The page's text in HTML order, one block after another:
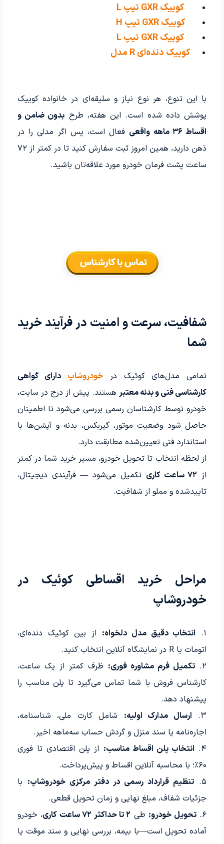
2022
کوییک GXR تیپ L
مدل 2025
کوییک GXR تیپ H
کوییک GXR تیپ L
کوییک دنده‌ای R مدل
با این تنوع، هر نوع نیاز و سلیقه‌ای در خانواده کوییک
پوشش داده شده است. این هفته، طرح بدون ضامن و
اقساط ۳۶ ماهه واقعی
فعال است، پس اگر مدلی را در
ذهن دارید، همین امروز ثبت سفارش کنید تا در کمتر از ۷۲
ساعت پشت فرمان خودرو مورد علاقه‌تان باشید.
شفافیت، سرعت و امنیت در فرآیند خرید
شما
تمامی مدل‌های کوئیک در خودرو‌شاپ
دارای گواهی
کارشناسی فنی و بدنه معتبرهستند. پیش از درج در سایت،
خودرو توسط کارشناسان رسمی بررسی می‌شود تا اطمینان
حاصل شود وضعیت موتور، گیربکس، بدنه و آپشن‌ها با
استاندارد فنی تعیین‌شده مطابقت دارد.
از لحظه انتخاب تا تحویل خودرو، مسیر خرید شما در کمتر
از ۷۲ ساعت کاری
تکمیل می‌شود — فرآیندی دیجیتال،
تاییدشده و مملو از شفافیت.
مراحل خرید اقساطی کوئیک در
خودرو‌شاپ
۱. انتخاب دقیق مدل دلخواه: از بین کوئیک دنده‌ای،
اتومات یا R در نمایشگاه آنلاین انتخاب کنید.
۲.
تکمیل فرم مشاوره فوری: ظرف کمتر از یک ساعت،
کارشناس فروش با شما تماس می‌گیرد تا پلن مناسب را
پیشنهاد دهد.
۳.
ارسال مدارک اولیه: شامل کارت ملی، شناسنامه،
اجاره‌نامه یا سند منزل و گردش حساب سه‌ماهه اخیر.
۴.
انتخاب پلن اقساط مناسب: از پلن اقتصادی تا فوری
۶۰٪؛ با محاسبه آنلاین اقساط و پیش‌پرداخت.
۵.
تنظیم قرارداد رسمی در دفتر مرکزی خودرو‌شاپ: با
جزئیات شفاف، مبلغ نهایی و زمان تحویل قطعی.
۶. تحویل خودرو: طی ۲ تا حداکثر ۷۲ ساعت کاری
، خودرو
آماده تحویل است—با بیمه، بررسی نهایی و سند موقت یا